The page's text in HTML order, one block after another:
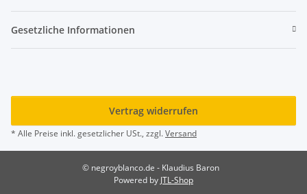
Gesetzliche Informationen
Vertrag widerrufen
* Alle Preise inkl. gesetzlicher USt., zzgl.Versand
© negroyblanco.de - Klaudius Baron
Powered by JTL-Shop